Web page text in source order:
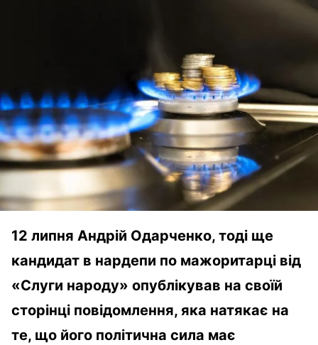
12 липня Андрій Одарченко, тоді ще
кандидат в нардепи по мажоритарці від
«Слуги народу» опублікував на своїй
сторінці повідомлення, яка натякає на
те, що його політична сила має